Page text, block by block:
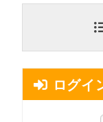
ログイ